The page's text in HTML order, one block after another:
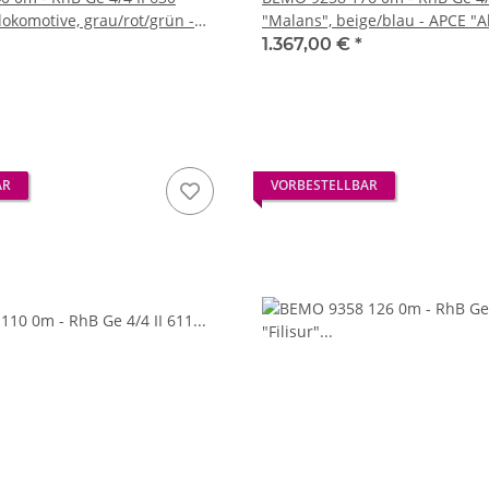
grau/rot/grün -
Disentis" - Vbs 01.05.2026
"Malans", beige/blau - APCE
Pullman Express" Vbs
1.367,00 € *
VORBESTELLBAR